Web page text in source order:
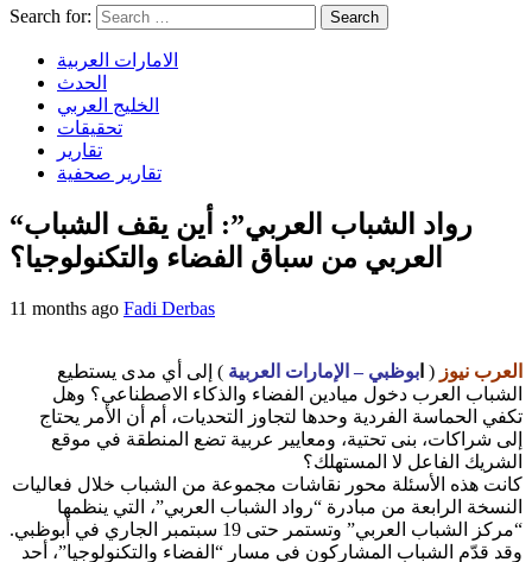
Search for:
الامارات العربية
الحدث
الخليج العربي
تحقيقات
تقارير
تقارير صحفية
“رواد الشباب العربي”: أين يقف الشباب
العربي من سباق الفضاء والتكنولوجيا؟
11 months ago Fadi Derbas
العرب نيوز ( بوظبي – الإمارات العربية ) إلى أي مدى يستطيع
الشباب العرب دخول ميادين الفضاء والذكاء الاصطناعي؟ وهل
تكفي الحماسة الفردية وحدها لتجاوز التحديات، أم أن الأمر يحتاج
إلى شراكات، بنى تحتية، ومعايير عربية تضع المنطقة في موقع
الشريك الفاعل لا المستهلك؟
كانت هذه الأسئلة محور نقاشات مجموعة من الشباب خلال فعاليات
النسخة الرابعة من مبادرة “رواد الشباب العربي”، التي ينظمها
“مركز الشباب العربي” وتستمر حتى 19 سبتمبر الجاري في أبوظبي.
وقد قدّم الشباب المشاركون في مسار “الفضاء والتكنولوجيا”، أحد